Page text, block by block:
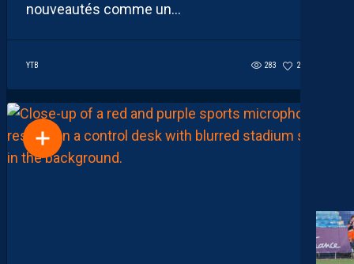
nouveautés comme un...
YTB 283 27